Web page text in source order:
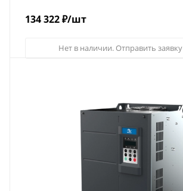
134 322₽/шт
Нет в наличии. Отправить заявку